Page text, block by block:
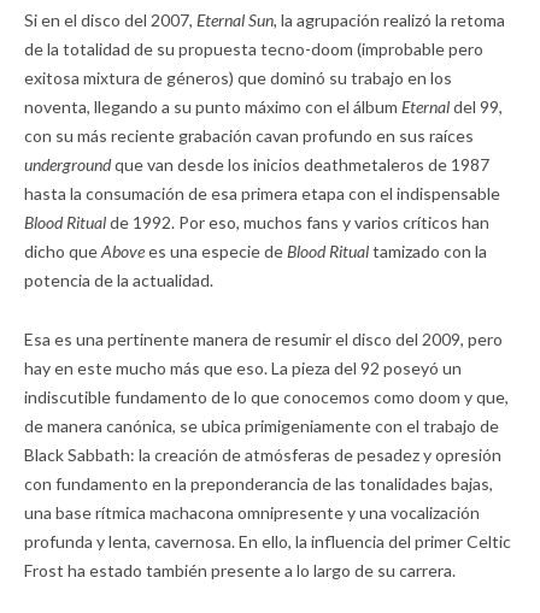
Si en el disco del 2007, Eternal Sun, la agrupación realizó la retoma
de la totalidad de su propuesta tecno-doom (improbable pero
exitosa mixtura de géneros) que dominó su trabajo en los
noventa, llegando a su punto máximo con el álbum Eternaldel 99,
con su más reciente grabación cavan profundo en sus raíces
undergroundque van desde los inicios deathmetaleros de 1987
hasta la consumación de esa primera etapa con el indispensable
Blood Ritualde 1992. Por eso, muchos fans y varios críticos han
dicho queAbovees una especie deBlood Ritualtamizado con la
potencia de la actualidad.
Esa es una pertinente manera de resumir el disco del 2009, pero
hay en este mucho más que eso. La pieza del 92 poseyó un
indiscutible fundamento de lo que conocemos como doom y que,
de manera canónica, se ubica primigeniamente con el trabajo de
Black Sabbath: la creación de atmósferas de pesadez y opresión
con fundamento en la preponderancia de las tonalidades bajas,
una base rítmica machacona omnipresente y una vocalización
profunda y lenta, cavernosa. En ello, la influencia del primer Celtic
Frost ha estado también presente a lo largo de su carrera.